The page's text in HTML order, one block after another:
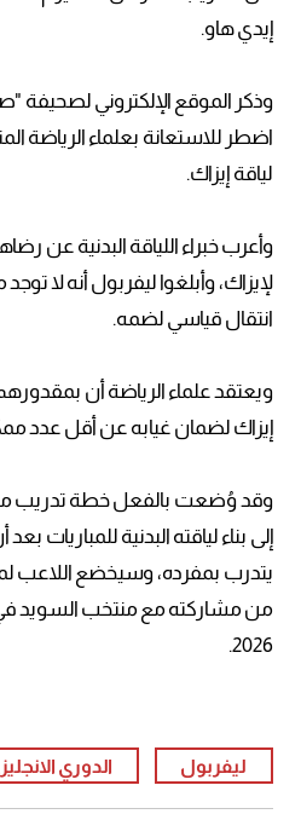
إيدي هاو.
وذكر الموقع الإلكتروني لصحيفة
اضطر للاستعانة بعلماء الرياضة
لياقة إيزاك.
وأعرب خبراء اللياقة البدنية عن
لإيزاك، وأبلغوا ليفربول أنه لا
انتقال قياسي لضمه.
ويعتقد علماء الرياضة أن
إيزاك لضمان غيابه عن أقل عدد
وقد وُضعت بالفعل خطة تدريب
إلى بناء لياقته البدنية
يتدرب بمفرده، وسيخضع اللاعب
من مشاركته مع منتخب السويد
2026.
ليفربول الدوري